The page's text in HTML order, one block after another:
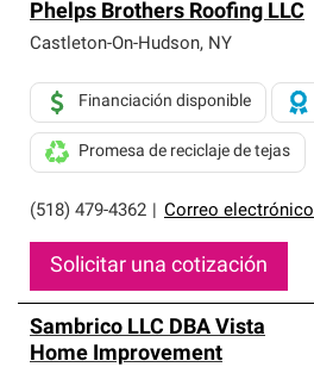
Phelps Brothers Roofing LLC
Castleton-On-Hudson, NY
(518) 479-4362 Correo electrónico
Financiación disponible
Promesa de reciclaje de tejas
Solicitar una cotización
Sambrico LLC DBA Vista
Home Improvement